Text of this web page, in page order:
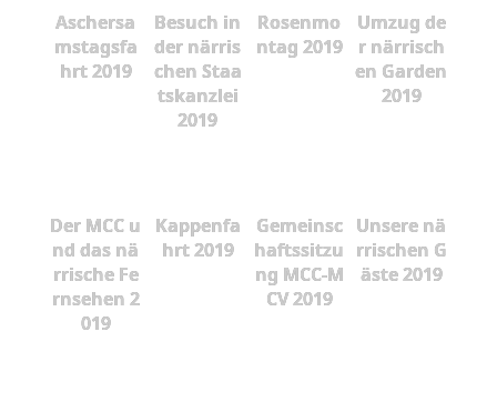
Aschersa
mstagsfa
hrt 2019
Besuch in
der närris
chen Staa
tskanzlei
2019
Rosenmo
ntag 2019
Umzug de
r närrisch
en Garden
2019
Der MCC u
nd das nä
rrische Fe
rnsehen 2
019
Kappenfa
hrt 2019
Gemeinsc
haftssitzu
ng MCC-M
CV 2019
Unsere nä
rrischen G
äste 2019